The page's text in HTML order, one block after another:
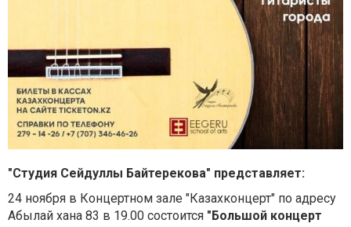
"Студия Сейдуллы Байтерекова" представляет:
24 ноября в Концертном зале "Казахконцерт" по адресу
Абылай хана 83 в 19.00 состоится "Большой концерт